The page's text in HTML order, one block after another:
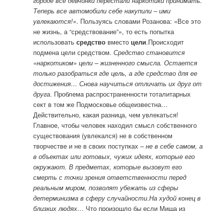
Теперь все автомобили себе накупили – ими
увлекаются!». Пользуясь словами Розанова: «Все это
не жизнь, а “средствование”», то есть попытка
использовать средствовместо цели.Происходит
подмена цели средством. Средство становится
«наркотиком» цели – жизненного смысла. Остается
только разобраться где цель, а где средство для ее
достижения… Снова научиться отличать их друг от
друга. Проблема распространенности тоталитарных
сект в том же Подмосковье общеизвестна…
Действительно, какая разница, чем увлекаться!
Главное, чтобы человек находил смысл собственного
существования (увлекался) не в собственном
творчестве и не в своих поступках –не в себе самом, а
в объектах или готовых, чужих идеях, которые его
окружают. В предметах, которые вызовут его
смерть с точки зрения ответственности перед
реальным миром, позволят убежать из сферы
детерминизма в сферу случайности.На худой конец в
близких людях… Что произошло бы если Миша из